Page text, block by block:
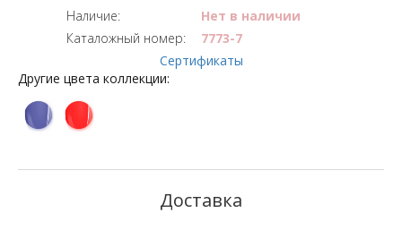
Наличие:
Нет в наличии
Каталожный номер:
7773-7
Сертификаты
Другие цвета коллекции: